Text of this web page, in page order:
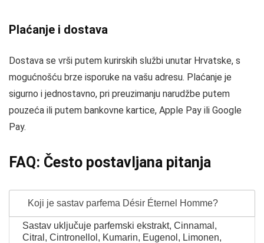
Plaćanje i dostava
Dostava se vrši putem kurirskih službi unutar Hrvatske, s
mogućnošću brze isporuke na vašu adresu. Plaćanje je
sigurno i jednostavno, pri preuzimanju narudžbe putem
pouzeća ili putem bankovne kartice, Apple Pay ili Google
Pay.
FAQ: Često postavljana pitanja
Koji je sastav parfema Désir Éternel Homme?
Sastav uključuje parfemski ekstrakt, Cinnamal,
Citral, Cintronellol, Kumarin, Eugenol, Limonen,